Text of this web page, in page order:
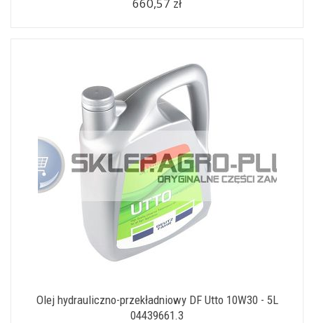
Olej hydrauliczno-przekładniowy DF Utto 10W30 - 5L
04439661.3